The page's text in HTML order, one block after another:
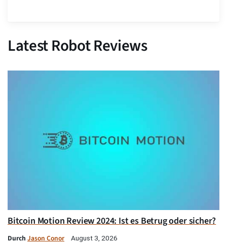
Latest Robot Reviews
Bitcoin Motion Review 2024: Ist es Betrug oder sicher?
Durch Jason Conor August 3, 2026